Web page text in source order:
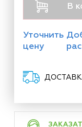
В
Уточнить
цену